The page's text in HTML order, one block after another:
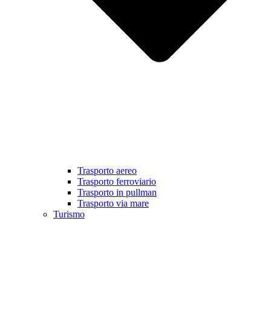
Trasporto aereo
Trasporto ferroviario
Trasporto in pullman
Trasporto via mare
Turismo